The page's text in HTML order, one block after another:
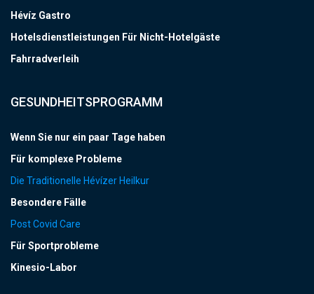
Hévíz Gastro
Hotelsdienstleistungen Für Nicht-Hotelgäste
Fahrradverleih
GESUNDHEITSPROGRAMM
Wenn Sie nur ein paar Tage haben
Für komplexe Probleme
Die Traditionelle Hévízer Heilkur
Besondere Fälle
Post Covid Care
Für Sportprobleme
Kinesio-Labor